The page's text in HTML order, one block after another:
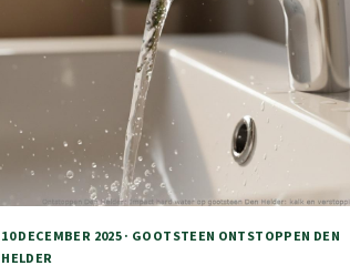
10 DECEMBER 2025 · GOOTSTEEN ONTSTOPPEN DEN
HELDER